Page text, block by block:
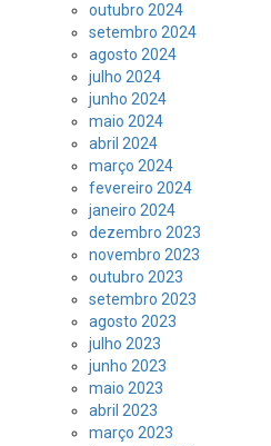
outubro 2024
setembro 2024
agosto 2024
julho 2024
junho 2024
maio 2024
abril 2024
março 2024
fevereiro 2024
janeiro 2024
dezembro 2023
novembro 2023
outubro 2023
setembro 2023
agosto 2023
julho 2023
junho 2023
maio 2023
abril 2023
março 2023